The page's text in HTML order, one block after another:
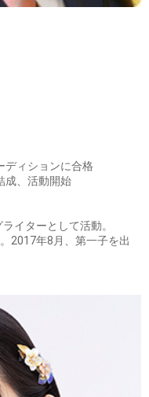
ディションに合格
成、活動開始
イターとして活動。
2017年8月、第一子を出